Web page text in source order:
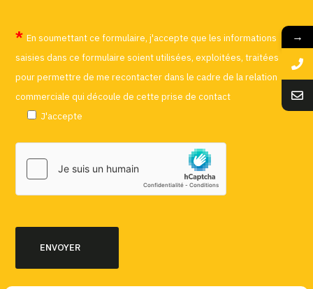
En soumettant ce formulaire, j'accepte que les informations
saisies dans ce formulaire soient utilisées, exploitées, traitées
pour permettre de me recontacter dans le cadre de la relation
commerciale qui découle de cette prise de contact
J'accepte
→